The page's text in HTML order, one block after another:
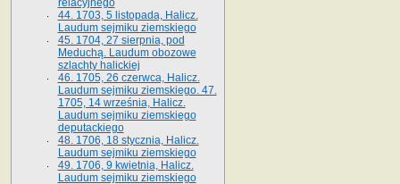
relacyjnego
44. 1703, 5 listopada, Halicz.
Laudum sejmiku ziemskiego
45. 1704, 27 sierpnia, pod
Meduchą. Laudum obozowe
szlachty halickiej
46. 1705, 26 czerwca, Halicz.
Laudum sejmiku ziemskiego. 47.
1705, 14 września, Halicz.
Laudum sejmiku ziemskiego
deputackiego
48. 1706, 18 stycznia, Halicz.
Laudum sejmiku ziemskiego
49. 1706, 9 kwietnia, Halicz.
Laudum sejmiku ziemskiego